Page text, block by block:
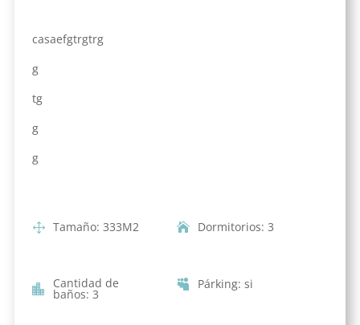
casaefgtrgtrg
g
tg
g
g
Tamaño: 333M2 Dormitorios: 3
Cantidad de
baños: 3
Párking: si